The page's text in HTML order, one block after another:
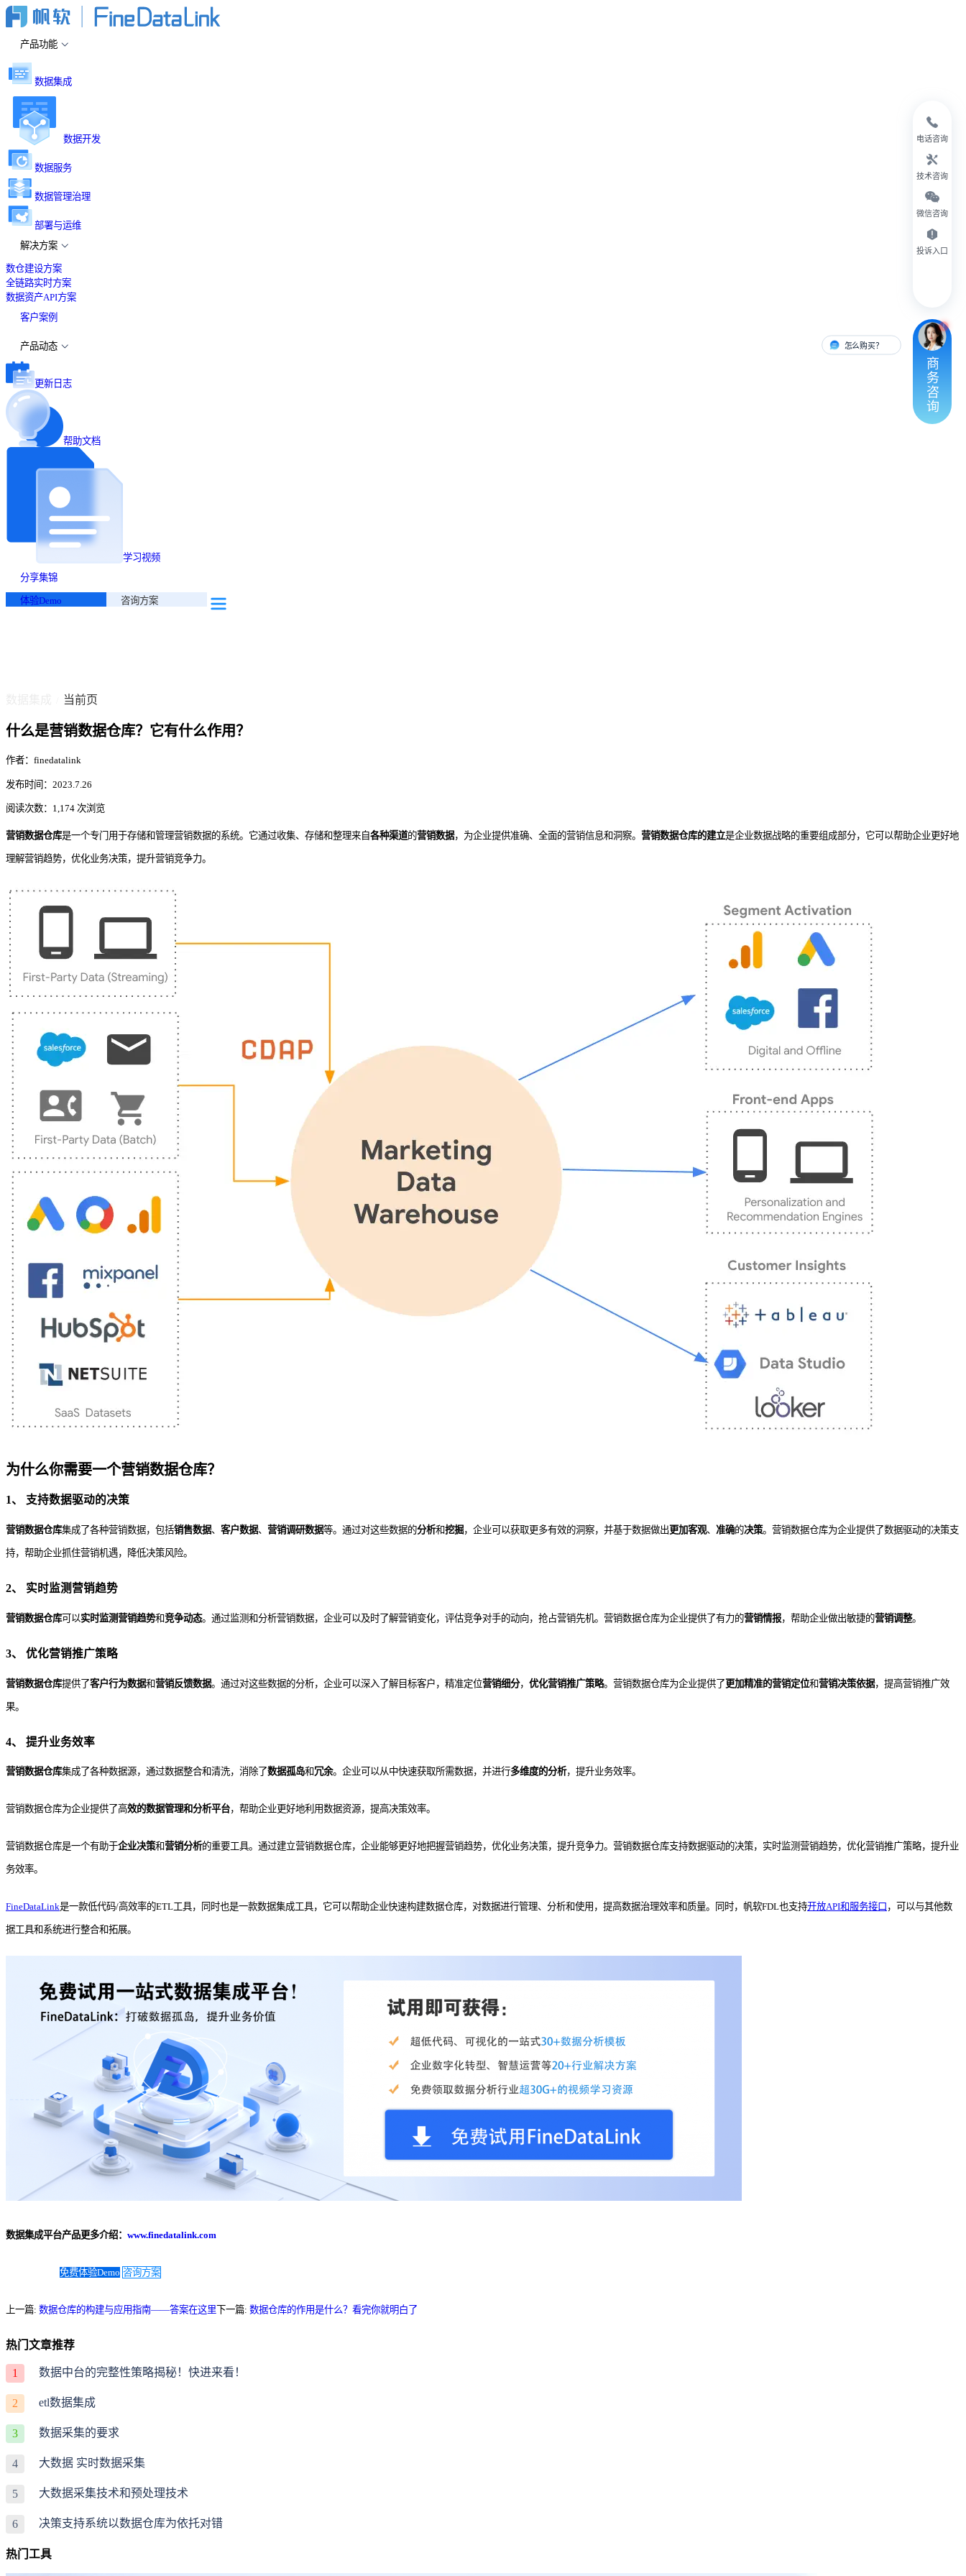
产品功能
数据集成
数据开发
数据服务
数据管理治理
部署与运维
解决方案
数仓建设方案
全链路实时方案
数据资产API方案
客户案例
产品动态
更新日志
帮助文档
学习视频
分享集锦
体验Demo 咨询方案
当前页
什么是营销数据仓库？它有什么作用？
作者：finedatalink
发布时间：2023.7.26
阅读次数：1,174 次浏览
营销数据仓库是一个专门用于存储和管理营销数据的系统。它通过收集、存储和整理来自各种渠道的营销数据，为企业提供准确、全面的营销信息和洞察。 营销数据仓库的建立是企业数据战略的重要组成部分，它可以帮助企业更好地
理解营销趋势，优化业务决策，提升营销竞争力。
为什么你需要一个营销数据仓库？
1、 支持数据驱动的决策
营销数据仓库集成了各种营销数据，包括销售数据、 客户数据、 营销调研数据等。通过对这些数据的分析和挖掘，企业可以获取更多有效的洞察，并基于数据做出 更加客观、 准确的决策。营销数据仓库为企业提供了数据驱动的决策支
持，帮助企业抓住营销机遇，降低决策风险。
2、 实时监测 营销趋势
营销数据仓库可以实时监测 营销趋势和竞争动态。通过监测和分析营销数据，企业可以及时了解营销变化，评估竞争对手的动向，抢占营销先机。营销数据仓库为企业提供了有力的营销情报，帮助企业做出敏捷的营销调整。
3、 优化营销推广策略
营销数据仓库提供了客户行为数据和营销反馈数据。通过对这些数据的分析，企业可以深入了解目标客户，精准定位营销细分， 优化营销推广策略。营销数据仓库为企业提供了更加精准的营销定位和营销决策依据，提高营销推广效
果。
4、 提升业务效率
营销数据仓库集成了各种数据源，通过数据整合和清洗，消除了数据孤岛和冗余。企业可以从中快速获取所需数据，并进行多维度的分析，提升业务效率。
营销数据仓库为企业提供了高效的数据管理和分析平台，帮助企业更好地利用数据资源，提高决策效率。
营销数据仓库是一个有助于企业决策和营销分析的重要工具。通过建立营销数据仓库，企业能够更好地把握营销趋势，优化业务决策，提升竞争力。营销数据仓库支持数据驱动的决策，实时监测营销趋势，优化营销推广策略，提升业
务效率。
FineDataLink是一款低代码/高效率的ETL工具，同时也是一款数据集成工具，它可以帮助企业快速构建数据仓库，对数据进行管理、分析和使用，提高数据治理效率和质量。同时，帆软FDL也支持开放API和服务接口 ，可以与其他数
据工具和系统进行整合和拓展。
数据集成平台产品更多介绍： www.finedatalink.com
免费体验Demo 咨询方案
上一篇: 数据仓库的构建与应用指南——答案在这里 下一篇: 数据仓库的作用是什么？看完你就明白了
热门文章推荐
1 数据中台的完整性策略揭秘！快进来看！
2 etl数据集成
3 数据采集的要求
4 大数据 实时数据采集
5 大数据采集技术和预处理技术
6 决策支持系统以数据仓库为依托对错
热门工具
电话咨询
技术咨询
微信咨询
投诉入口
怎么购买？ 有人对接
商
务
咨
询